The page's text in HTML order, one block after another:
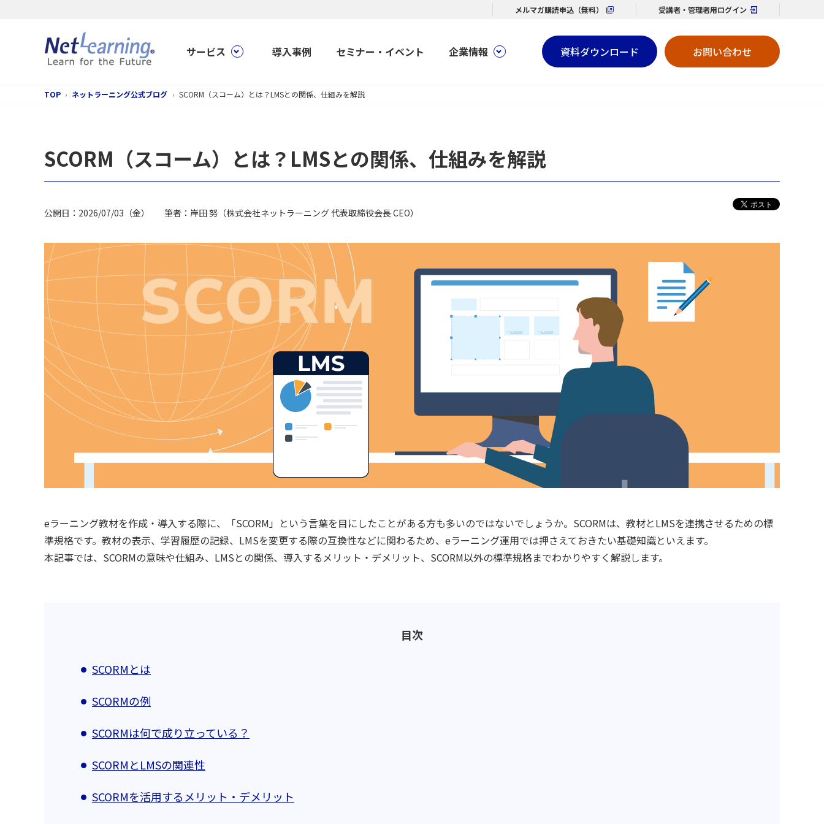
メルマガ購読申込（無料） 受講者・管理者用ログイン
サービス 導入事例 セミナー・イベント 企業情報 資料ダウンロード お問い合わせ
TOP ネットラーニング公式ブログ SCORM（スコーム）とは？LMSとの関係、仕組みを解説
SCORM（スコーム）とは？LMSとの関係、仕組みを解説
公開日：2026/07/03（金） 筆者：岸田 努（株式会社ネットラーニング 代表取締役会長 CEO）
eラーニング教材を作成・導入する際に、「SCORM」という言葉を目にしたことがある方も多いのではないでしょうか。SCORMは、教材とLMSを連携させるための標
準規格です。教材の表示、学習履歴の記録、LMSを変更する際の互換性などに関わるため、eラーニング運用では押さえておきたい基礎知識といえます。
本記事では、SCORMの意味や仕組み、LMSとの関係、導入するメリット・デメリット、SCORM以外の標準規格までわかりやすく解説します。
目次
SCORMとは
SCORMの例
SCORMは何で成り立っている？
SCORMとLMSの関連性
SCORMを活用するメリット・デメリット